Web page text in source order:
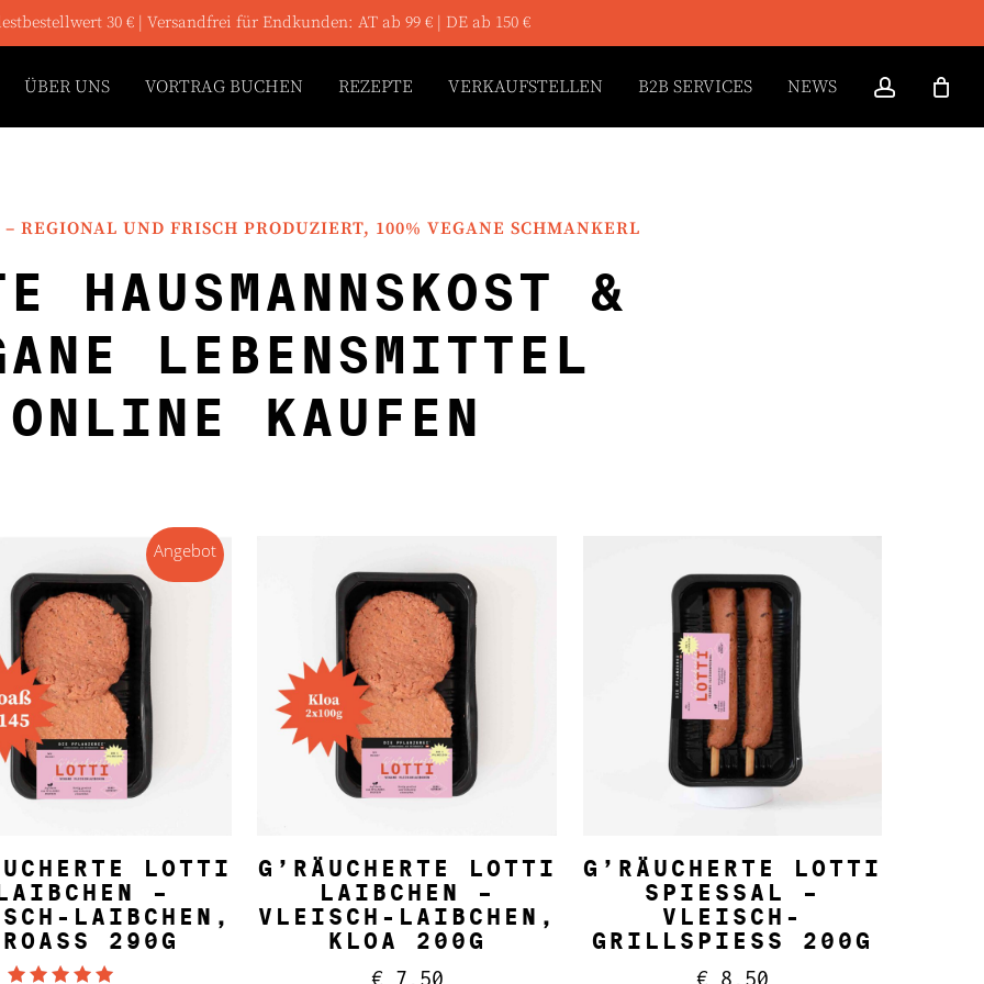
30 € | Versandfrei für Endkunden: AT ab 99 € | DE ab 150 €
ÜBER UNS VORTRAG BUCHEN REZEPTE VERKAUFSTELLEN B2B SERVICES NEWS
REGIONAL UND FRISCH PRODUZIERT, 100% VEGANE SCHMANKERL
HAUSMANNSKOST &
LEBENSMITTEL
ONLINE KAUFEN
Angebot
IN DEN WARENKORBLOTTI
LAIBCHEN –
LAIBCHEN,
290G
IN DEN WARENKORB
G’RÄUCHERTE LOTTI
LAIBCHEN –
VLEISCH-LAIBCHEN,
KLOA 200G
€ 7,50
IN DEN WARENKORB
G’RÄUCHERTE LOTTI
SPIESSAL – V
LEISCH-G
RILLSPIESS 200G
€ 8,50